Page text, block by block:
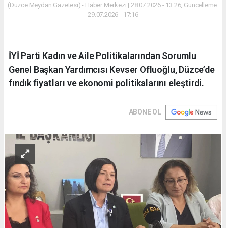
(Düzce Meydan Gazetesi) - Haber Merkezi | 28.07.2026 - 13:26, Güncelleme:
29.07.2026 - 17:16
İYİ Parti Kadın ve Aile Politikalarından Sorumlu
Genel Başkan Yardımcısı Kevser Ofluoğlu, Düzce’de
fındık fiyatları ve ekonomi politikalarını eleştirdi.
ABONE OL